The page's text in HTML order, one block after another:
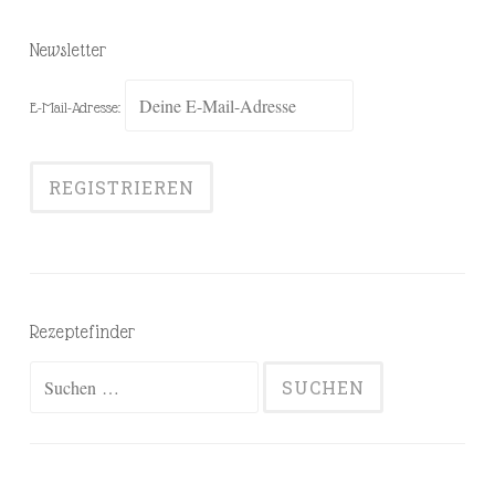
Newsletter
E-Mail-Adresse:
Rezeptefinder